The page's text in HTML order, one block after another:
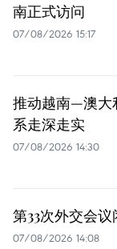
南正式访问
07/08/2026 15:17
推动越南—澳大
系走深走实
07/08/2026 14:30
第33次外交会议
07/08/2026 14:08